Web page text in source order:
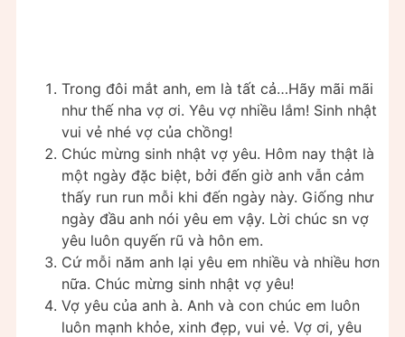
Trong đôi mắt anh, em là tất cả…Hãy mãi mãi
như thế nha vợ ơi. Yêu vợ nhiều lắm! Sinh nhật
vui vẻ nhé vợ của chồng!
Chúc mừng sinh nhật vợ yêu. Hôm nay thật là
một ngày đặc biệt, bởi đến giờ anh vẫn cảm
thấy run run mỗi khi đến ngày này. Giống như
ngày đầu anh nói yêu em vậy. Lời chúc sn vợ
yêu luôn quyến rũ và hôn em.
Cứ mỗi năm anh lại yêu em nhiều và nhiều hơn
nữa. Chúc mừng sinh nhật vợ yêu!
Vợ yêu của anh à. Anh và con chúc em luôn
luôn mạnh khỏe, xinh đẹp, vui vẻ. Vợ ơi, yêu